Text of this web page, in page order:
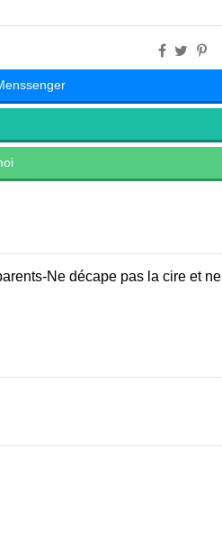
Ne décape pas la cire et